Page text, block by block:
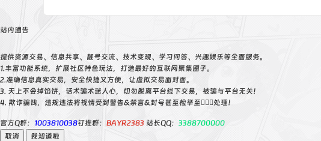
站内通告
提供资源交易、信息共享、靓号交流、技术变现、学习问答、兴趣娱乐等全面服务。
1.丰富功能系统，扩展社区特色玩法，打造最好的互联网聚集圈子。
2.准确信息真实交易，安全快捷又方便，让虚拟交易面对面。
3. 天上不会掉馅饼，话术骗术迷人心，切勿脱离平台线下交易，被骗与平台无关！
4. 欺诈骗钱，违规违法将视情受到警告&禁言&封号甚至检举至👮🏻‍♀️处理！
官方Q群： 1003810038钉推群： BAYR2383 站长QQ： 3388700000
取消
我知道啦